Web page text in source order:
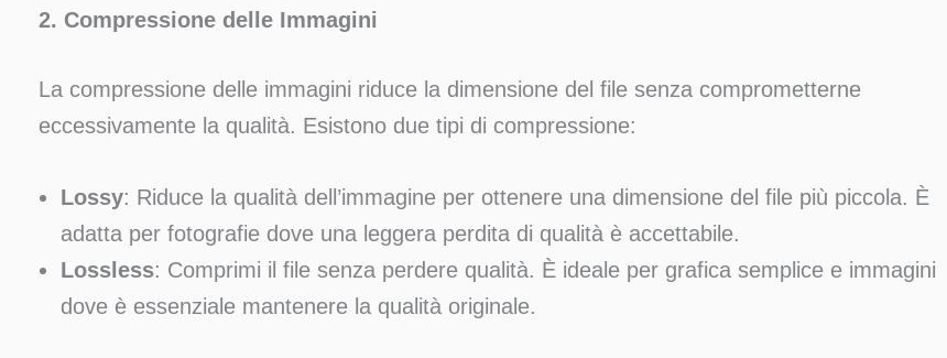
2. Compressione delle Immagini
La compressione delle immagini riduce la dimensione del file senza comprometterne
eccessivamente la qualità. Esistono due tipi di compressione:
Lossy: Riduce la qualità dell’immagine per ottenere una dimensione del file più piccola. È
adatta per fotografie dove una leggera perdita di qualità è accettabile.
Lossless: Comprimi il file senza perdere qualità. È ideale per grafica semplice e immagini
dove è essenziale mantenere la qualità originale.